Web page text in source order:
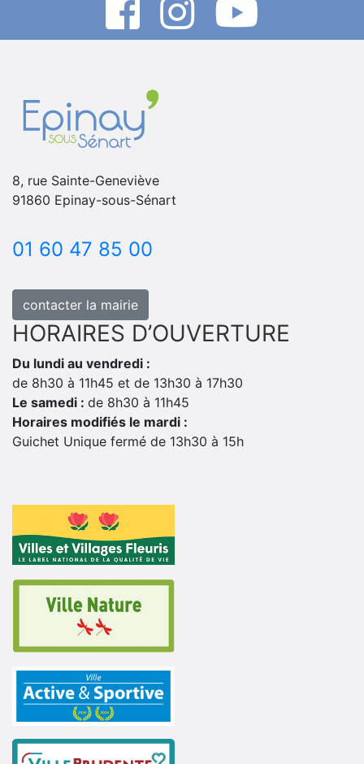
8, rue Sainte-Geneviève
91860 Epinay-sous-Sénart
01 60 47 85 00
contacter la mairie
HORAIRES D’OUVERTURE
Du lundi au vendredi :
de 8h30 à 11h45 et de 13h30 à 17h30
Le samedi : de 8h30 à 11h45
Horaires modifiés le mardi :
Guichet Unique fermé de 13h30 à 15h